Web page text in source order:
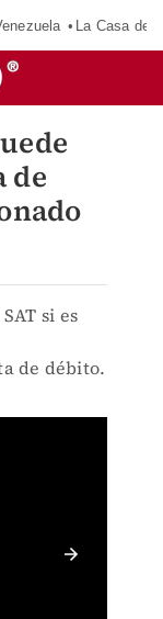
La Casa de
de
si es
de débito.